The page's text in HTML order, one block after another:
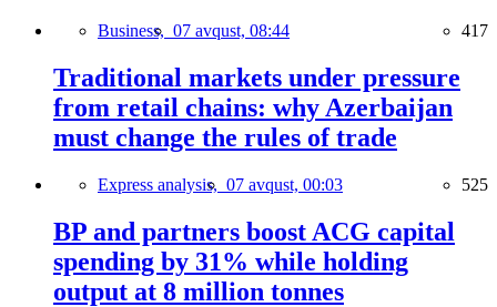
Business, 07 avqust, 08:44 417
Traditional markets under pressure
from retail chains: why Azerbaijan
must change the rules of trade
Express analysis, 07 avqust, 00:03 525
BP and partners boost ACG capital
spending by 31% while holding
output at 8 million tonnes